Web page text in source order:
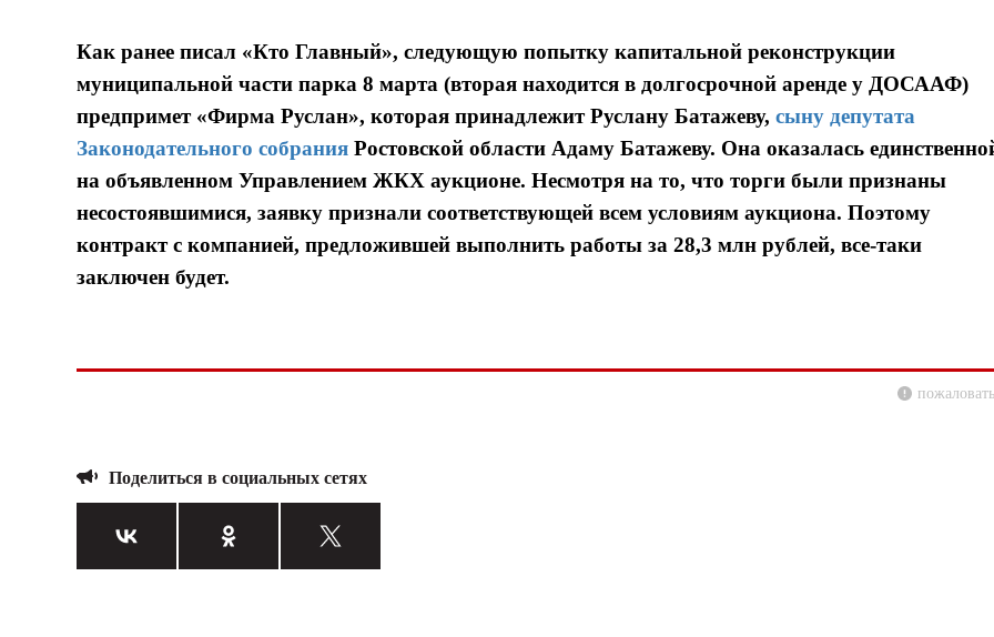
Как ранее писал «Кто Главный», следующую попытку капитальной реконструкции
муниципальной части парка 8 марта (вторая находится в долгосрочной аренде у ДОСААФ)
предпримет «Фирма Руслан», которая принадлежит Руслану Батажеву, сыну депутата
Законодательного собрания Ростовской области Адаму Батажеву. Она оказалась
на объявленном Управлением ЖКХ аукционе. Несмотря на то, что торги были признаны
несостоявшимися, заявку признали соответствующей всем условиям аукциона. Поэтому
контракт с компанией, предложившей выполнить работы за 28,3 млн рублей, все-таки
заключен будет.
Поделиться в социальных сетях